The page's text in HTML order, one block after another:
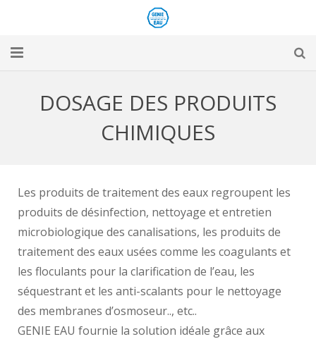
Actualités
Téléchargements
DOSAGE DES PRODUITS
CHIMIQUES
Les produits de traitement des eaux regroupent les
produits de désinfection, nettoyage et entretien
microbiologique des canalisations, les produits de
traitement des eaux usées comme les coagulants et
les floculants pour la clarification de l’eau, les
séquestrant et les anti-scalants pour le nettoyage
des membranes d’osmoseur.., etc..
GENIE EAU fournie la solution idéale grâce aux